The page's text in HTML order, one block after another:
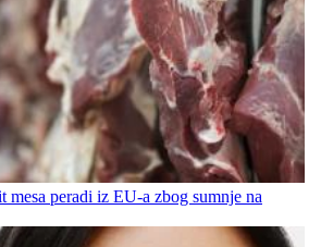
mesa peradi iz EU-a zbog sumnje na